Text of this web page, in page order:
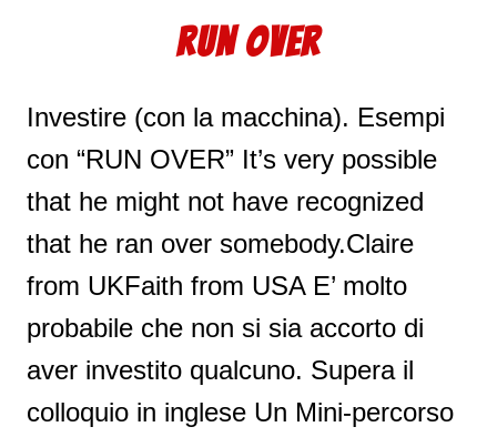
RUN OVER
Investire (con la macchina). Esempi
con “RUN OVER” It’s very possible
that he might not have recognized
that he ran over somebody.Claire
from UKFaith from USA E’ molto
probabile che non si sia accorto di
aver investito qualcuno. Supera il
colloquio in inglese Un Mini-percorso